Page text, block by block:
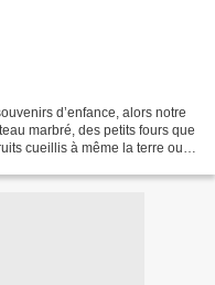
d’enfance, alors notre
marbré, des petits fours que
cueillis à même la terre ou le